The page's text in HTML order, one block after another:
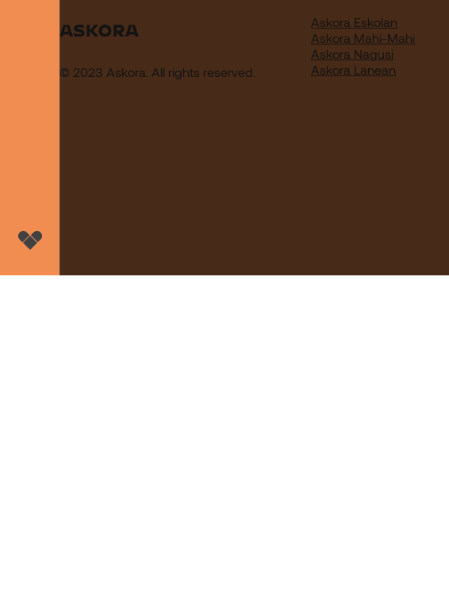
© 2023 Askora. All rights reserved.
Askora Eskolan
Askora Mahi-Mahi
Askora Nagusi
Askora Lanean